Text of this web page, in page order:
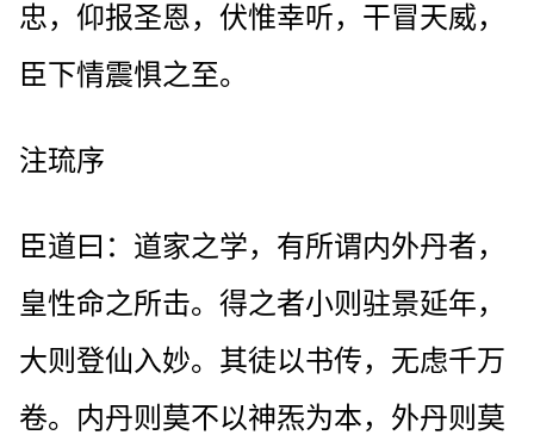
忠，仰报圣恩，伏惟幸听，干冒天威，
臣下情震惧之至。
注琉序
臣道曰：道家之学，有所谓内外丹者，
皇性命之所击。得之者小则驻景延年，
大则登仙入妙。其徒以书传，无虑千万
卷。内丹则莫不以神炁为本，外丹则莫